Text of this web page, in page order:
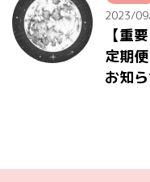
2023/
【重
定期
お知